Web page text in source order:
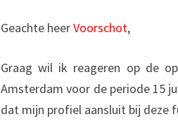
Geachte heerVoorschot,
Graag wil ik reageren op de
Amsterdam voor de periode 15
dat mijn profiel aansluit bij deze